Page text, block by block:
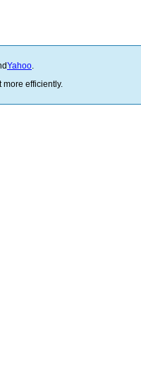
Yahoo.
more efficiently.